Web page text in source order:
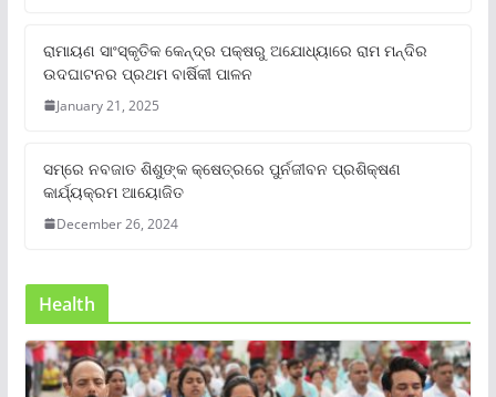
ରାମାୟଣ ସାଂସ୍କୃତିକ କେନ୍ଦ୍ର ପକ୍ଷରୁ ଅଯୋଧ୍ୟାରେ ରାମ ମନ୍ଦିର
ଉଦଘାଟନର ପ୍ରଥମ ବାର୍ଷିକୀ ପାଳନ
January 21, 2025
ସମ୍‌ରେ ନବଜାତ ଶିଶୁଙ୍କ କ୍ଷେତ୍ରରେ ପୁର୍ନଜୀବନ ପ୍ରଶିକ୍ଷଣ
କାର୍ଯ୍ୟକ୍ରମ ଆୟୋଜିତ
December 26, 2024
Health